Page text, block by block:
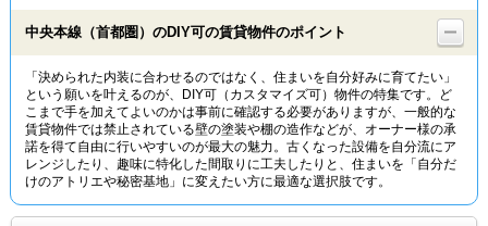
物件特集から
TOP
中央本線（首都圏）のDIY可の賃貸物件のポイント
「決められた内装に合わせるのではなく、住まいを自分好みに育てたい」
という願いを叶えるのが、DIY可（カスタマイズ可）物件の特集です。ど
こまで手を加えてよいのかは事前に確認する必要がありますが、一般的な
賃貸物件では禁止されている壁の塗装や棚の造作などが、オーナー様の承
諾を得て自由に行いやすいのが最大の魅力。古くなった設備を自分流にア
レンジしたり、趣味に特化した間取りに工夫したりと、住まいを「自分だ
けのアトリエや秘密基地」に変えたい方に最適な選択肢です。